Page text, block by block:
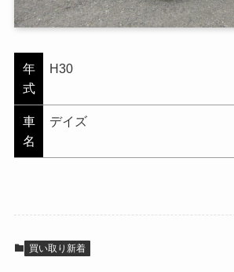
年
式
H30
車
名
デイズ
買い取り新着